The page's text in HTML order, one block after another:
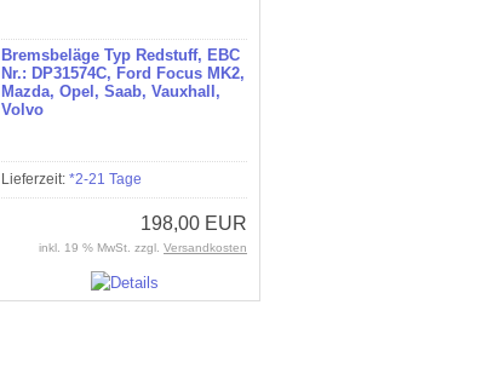
Bremsbeläge Typ Redstuff, EBC
Nr.: DP31574C, Ford Focus MK2,
Mazda, Opel, Saab, Vauxhall,
Volvo
Lieferzeit: *2-21 Tage
198,00 EUR
inkl. 19 % MwSt. zzgl. Versandkosten